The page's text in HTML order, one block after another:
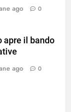
ago 0
apre il bando
ago 0